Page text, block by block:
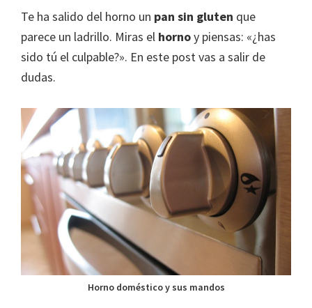
Te ha salido del horno un pan sin gluten que
parece un ladrillo. Miras el hornoy piensas: «¿has
sido tú el culpable?». En este post vas a salir de
dudas.
Horno doméstico y sus mandos